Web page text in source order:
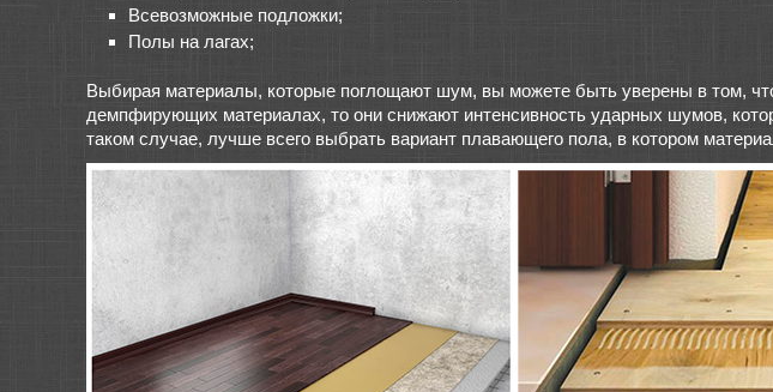
Всевозможные подложки;
Полы на лагах;
Выбирая материалы, которые поглощают шум, вы можете быть уверены в том,
демпфирующих материалах, то они снижают интенсивность ударных шумов,
таком случае, лучше всего выбрать вариант плавающего пола, в котором